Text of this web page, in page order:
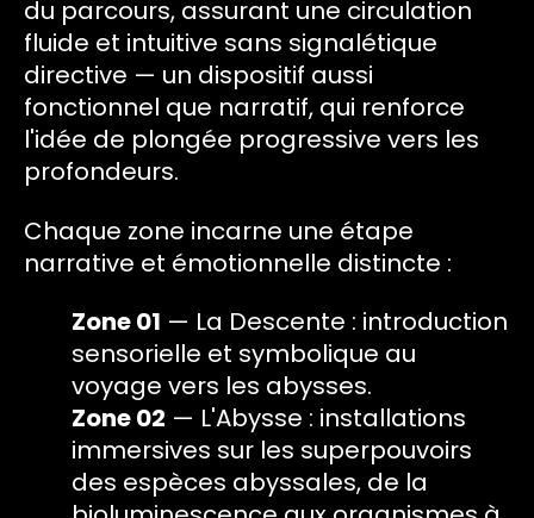
du parcours, assurant une circulation
fluide et intuitive sans signalétique
directive — un dispositif aussi
fonctionnel que narratif, qui renforce
l'idée de plongée progressive vers les
profondeurs.
Chaque zone incarne une étape
narrative et émotionnelle distincte :
Zone 01 — La Descente : introduction
sensorielle et symbolique au
voyage vers les abysses.
Zone 02 — L'Abysse : installations
immersives sur les superpouvoirs
des espèces abyssales, de la